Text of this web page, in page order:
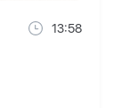
13:58